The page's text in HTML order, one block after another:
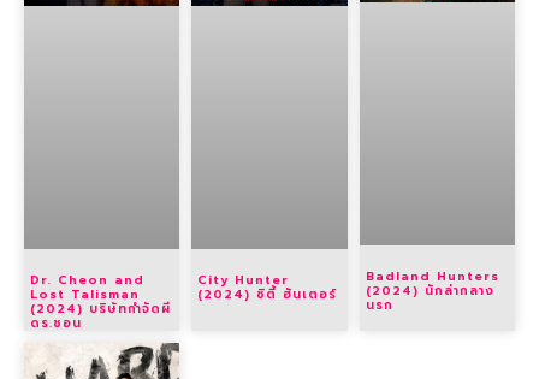
Dr. Cheon and
Lost Talisman
(2024) บริษัทกำจัดผี
ดร.ชอน
City Hunter
(2024) ซิตี้ ฮันเตอร์
Badland Hunters
(2024) นักล่ากลาง
นรก